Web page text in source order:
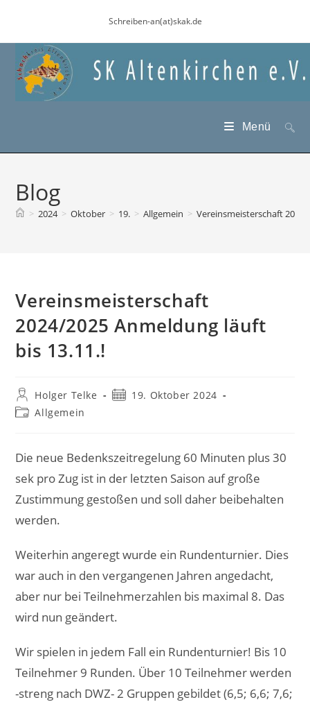
springen
Schreiben-an(at)skak.de
Menü
Blog
> 2024 > Oktober > 19. > Allgemein > Vereinsmeisterschaft
Vereinsmeisterschaft
2024/2025 Anmeldung läuft
bis 13.11.!
Beitrags-
Autor:
Holger Telke
Beitrag19. Oktober 2024
Beitrags-
Allgemein
Die neue Bedenkszeitregelung 60 Minuten plus 30
sek pro Zug ist in der letzten Saison auf große
Zustimmung gestoßen und soll daher beibehalten
werden.
Weiterhin angeregt wurde ein Rundenturnier. Dies
war auch in den vergangenen Jahren angedacht,
aber nur bei Teilnehmerzahlen bis maximal 8. Das
wird nun geändert.
Wir spielen in jedem Fall ein Rundenturnier! Bis 10
Teilnehmer 9 Runden. Über 10 Teilnehmer werden
-streng nach DWZ- 2 Gruppen gebildet (6,5; 6,6; 7,6;